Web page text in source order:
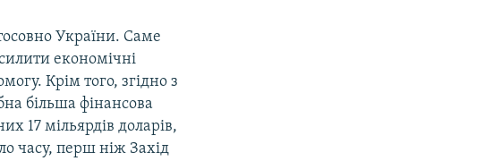
України. Саме
економічні
Крім того, згідно з
більша фінансова
17 мільярдів доларів,
часу, перш ніж Захід